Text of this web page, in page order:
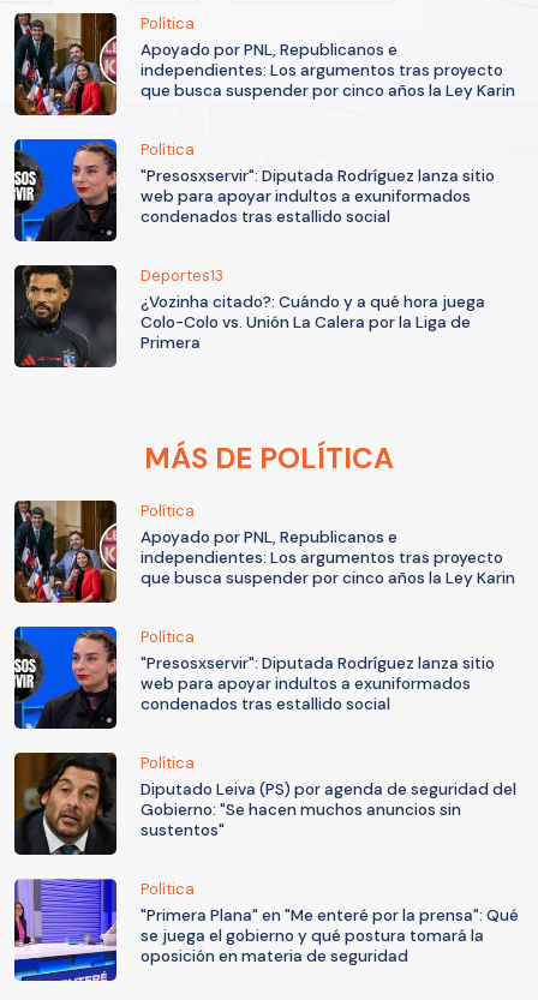
Política
Apoyado por PNL, Republicanos e
independientes: Los argumentos tras proyecto
que busca suspender por cinco años la Ley Karin
Política
"Presosxservir": Diputada Rodríguez lanza sitio
web para apoyar indultos a exuniformados
condenados tras estallido social
Deportes13
¿Vozinha citado?: Cuándo y a qué hora juega
Colo-Colo vs. Unión La Calera por la Liga de
Primera
MÁS DE POLÍTICA
Política
Apoyado por PNL, Republicanos e
independientes: Los argumentos tras proyecto
que busca suspender por cinco años la Ley Karin
Política
"Presosxservir": Diputada Rodríguez lanza sitio
web para apoyar indultos a exuniformados
condenados tras estallido social
Política
Diputado Leiva (PS) por agenda de seguridad del
Gobierno: "Se hacen muchos anuncios sin
sustentos"
Política
"Primera Plana" en "Me enteré por la prensa": Qué
se juega el gobierno y qué postura tomará la
oposición en materia de seguridad